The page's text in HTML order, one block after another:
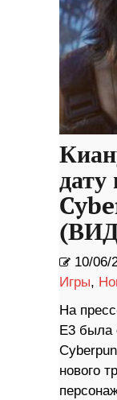
дату
10/06/
Игры,
На
E3 была
нового